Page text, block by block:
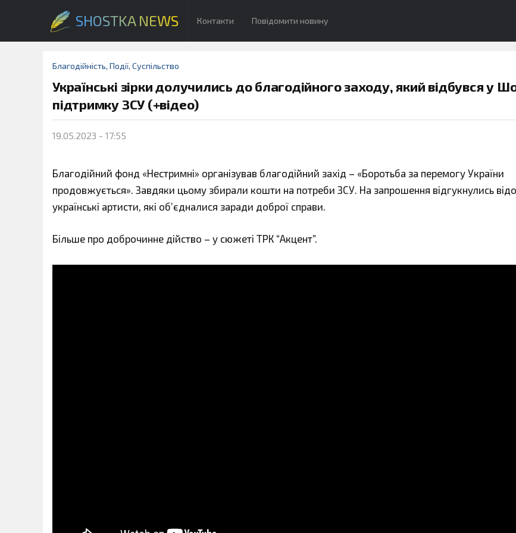
SHOSTKA NEWS Контакти Повідомити новину
Благодійність, Події, Суспільство
Українські зірки долучились до благодійного заходу, який відбувся у
підтримку ЗСУ (+відео)
19.05.2023 - 17:55
Благодійний фонд «Нестримні» організував благодійний захід – «Боротьба за перемогу України
продовжується». Завдяки цьому збирали кошти на потреби ЗСУ. На запрошення відгукнулись
українські артисти, які об’єдналися заради доброї справи.
Більше про доброчинне дійство – у сюжеті ТРК “Акцент”.